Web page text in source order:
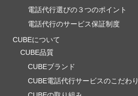
電話代行選びの３つのポイント
電話代行のサービス保証制度
CUBEについて
CUBE品質
CUBEブランド
CUBE電話代行サービスのこだわり